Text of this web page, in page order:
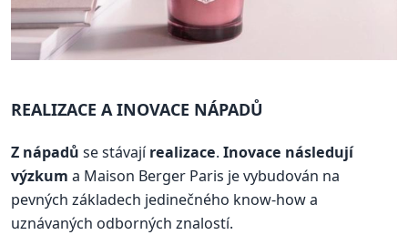
REALIZACE A INOVACE NÁPADŮ
Z nápadů se stávajírealizace. Inovace následují
výzkum a Maison Berger Paris je vybudován na
pevných základech jedinečného know-how a
uznávaných odborných znalostí.